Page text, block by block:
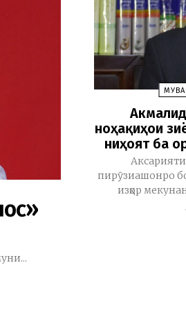
ноҳақиҳои
ниҳоят ба
пирӯзиашонро
изҳор